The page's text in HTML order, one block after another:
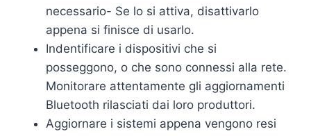
necessario- Se lo si attiva, disattivarlo
appena si finisce di usarlo.
Indentificare i dispositivi che si
posseggono, o che sono connessi alla rete.
Monitorare attentamente gli aggiornamenti
Bluetooth rilasciati dai loro produttori.
Aggiornare i sistemi appena vengono resi